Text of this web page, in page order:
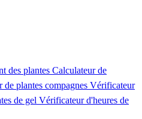
des plantes Calculateur de
plantes compagnes Vérificateur
de gel Vérificateur d'heures de